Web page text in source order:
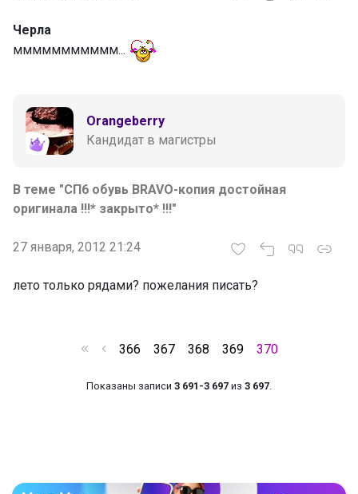
Черла
ммммммммммм...
Orangeberry
Кандидат в магистры
В теме "СП6 обувь BRAVO-копия достойная
оригинала !!!* закрыто* !!!"
27 января, 2012 21:24
лето только рядами? пожелания писать?
366 367 368 369 370
Показаны записи 3 691-3 697 из 3 697